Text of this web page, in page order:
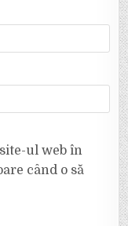
ul web în
când o să